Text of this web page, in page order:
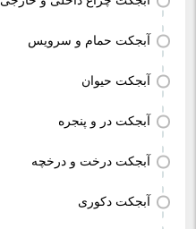
آبجکت حمام و سرویس
آبجکت حیوان
آبجکت در و پنجره
آبجکت درخت و درخچه
آبجکت دکوری